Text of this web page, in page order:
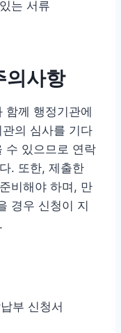
는 서류
의사항
함께 행정기관에
의 심사를 기다
수 있으므로 연락
. 또한, 제출한
비해야 하며, 만
경우 신청이 지
부 신청서